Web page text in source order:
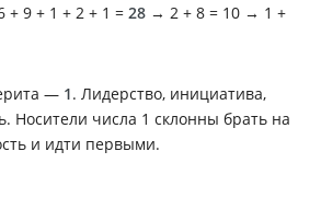
+ 9 + 1 + 2 + 1 = 28 → 2 + 8 = 10 → 1 +
— 1. Лидерство, инициатива,
Носители числа 1 склонны брать на
и идти первыми.